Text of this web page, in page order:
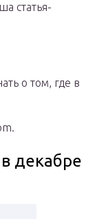
статья-
о том, где в
декабре